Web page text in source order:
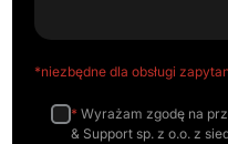
*niezbędne dla obsługi
* Wyrażam zgodę na
& Support sp. z o.o. z